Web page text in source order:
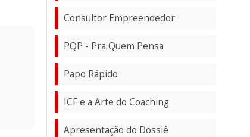
Consultor Empreendedor
PQP - Pra Quem Pensa
Papo Rápido
ICF e a Arte do Coaching
Apresentação do Dossiê